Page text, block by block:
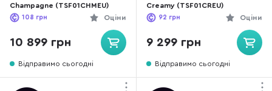
Champagne (TSF01CHMEU)
Оціни
108 грн
10 899 грн
Відправимо сьогодні
Creamy (TSF01CREU)
Оціни
92 грн
9 299 грн
Відправимо сьогодні